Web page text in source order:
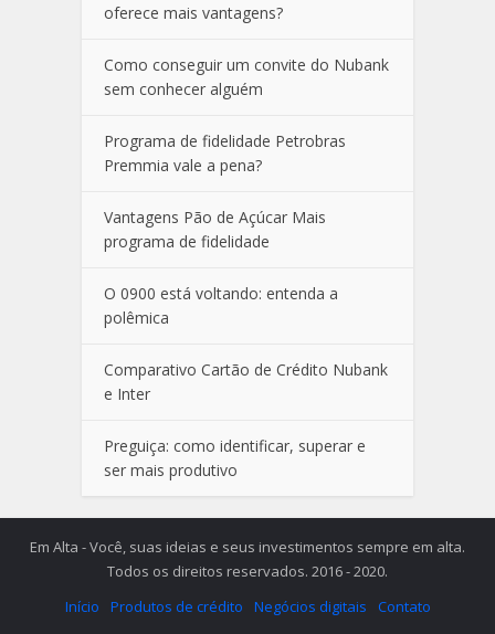
oferece mais vantagens?
Como conseguir um convite do Nubank
sem conhecer alguém
Programa de fidelidade Petrobras
Premmia vale a pena?
Vantagens Pão de Açúcar Mais
programa de fidelidade
O 0900 está voltando: entenda a
polêmica
Comparativo Cartão de Crédito Nubank
e Inter
Preguiça: como identificar, superar e
ser mais produtivo
Em Alta - Você, suas ideias e seus investimentos sempre em alta.
Todos os direitos reservados. 2016 - 2020.
Início
Produtos de crédito Negócios digitais Contato